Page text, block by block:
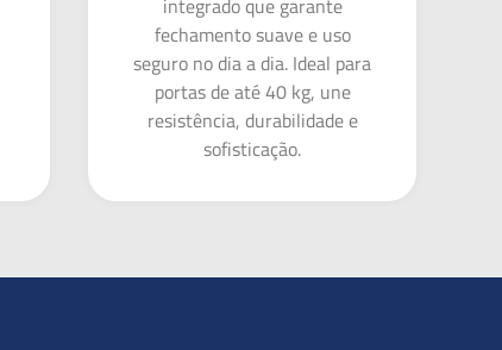
integrado que garante
fechamento suave e uso
seguro no dia a dia. Ideal para
portas de até 40 kg, une
resistência, durabilidade e
sofisticação.